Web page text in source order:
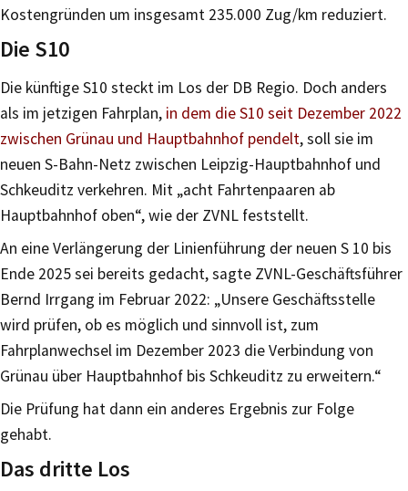
Kostengründen um insgesamt 235.000 Zug/km reduziert.
Die S10
Die künftige S10 steckt im Los der DB Regio. Doch anders
als im jetzigen Fahrplan, in dem die S10 seit Dezember 2022
zwischen Grünau und Hauptbahnhof pendelt, soll sie im
neuen S-Bahn-Netz zwischen Leipzig-Hauptbahnhof und
Schkeuditz verkehren. Mit „acht Fahrtenpaaren ab
Hauptbahnhof oben“, wie der ZVNL feststellt.
An eine Verlängerung der Linienführung der neuen S 10 bis
Ende 2025 sei bereits gedacht, sagte ZVNL-Geschäftsführer
Bernd Irrgang im Februar 2022: „Unsere Geschäftsstelle
wird prüfen, ob es möglich und sinnvoll ist, zum
Fahrplanwechsel im Dezember 2023 die Verbindung von
Grünau über Hauptbahnhof bis Schkeuditz zu erweitern.“
Die Prüfung hat dann ein anderes Ergebnis zur Folge
gehabt.
Das dritte Los